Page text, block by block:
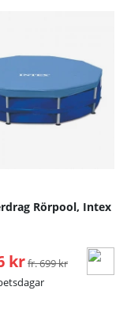
Rörpool, Intex
kr Ordinarie pris:
fr. 699 kr